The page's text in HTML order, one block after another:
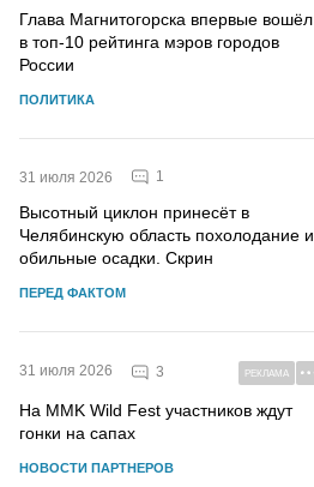
Глава Магнитогорска впервые вошёл
в топ-10 рейтинга мэров городов
России
ПОЛИТИКА
31 июля 2026 1
Высотный циклон принесёт в
Челябинскую область похолодание и
обильные осадки. Скрин
ПЕРЕД ФАКТОМ
31 июля 2026 3 РЕКЛАМА
На MMK Wild Fest участников ждут
гонки на сапах
НОВОСТИ ПАРТНЕРОВ